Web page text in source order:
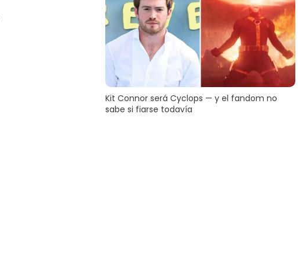
Kit Connor será Cyclops — y el fandom no
sabe si fiarse todavía